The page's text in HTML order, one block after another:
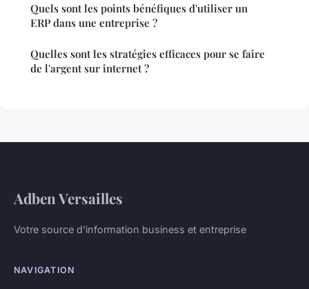
Quels sont les points bénéfiques d'utiliser un
ERP dans une entreprise ?
Quelles sont les stratégies efficaces pour se faire
de l'argent sur internet ?
Adben Versailles
Votre source d'information business et entreprise
NAVIGATION